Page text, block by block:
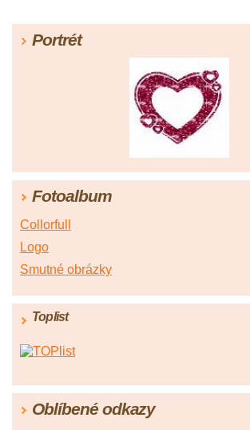
Portrét
Fotoalbum
Collorfull
Logo
Smutné obrázky
Toplist
Oblíbené odkazy